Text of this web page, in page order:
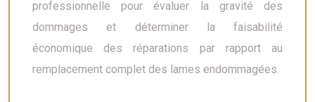
professionnelle pour évaluer la gravité des
dommages et déterminer la faisabilité
économique des réparations par rapport au
remplacement complet des lames endommagées.